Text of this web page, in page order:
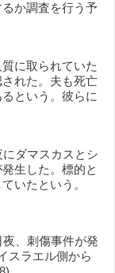
か調査を行う予
に取られていた
れた。夫も死亡
という。彼らに
ダマスカスとシ
生した。標的と
いたという。
、刺傷事件が発
スラエル側から